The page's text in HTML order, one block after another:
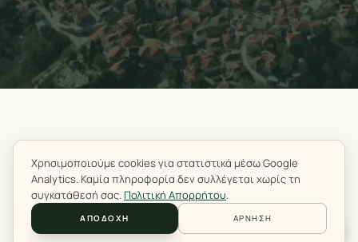
LANARI
ΔΩΜΆΤΙΑ ΕΠΙΚΟΙΝΩΝΊΑ
Χρησιμοποιούμε cookies για στατιστικά μέσω Google
Analytics. Καμία πληροφορία δεν συλλέγεται χωρίς τη
συγκατάθεσή σας.Πολιτική Απορρήτου.
ΑΠΟΔΟΧΉ ΆΡΝΗΣΗ